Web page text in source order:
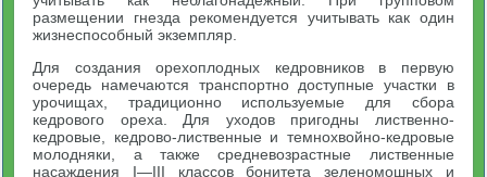
размещении гнезда рекомендуется учитывать как один
жизнеспособный экземпляр.
Для создания орехоплодных кедровников в первую
очередь намечаются транспортно доступные участки в
урочищах, традиционно используемые для сбора
кедрового ореха. Для уходов пригодны лиственно-
кедровые, кедрово-лиственные и темнохвойно-кедровые
молодняки, а также средневозрастные лиственные
насаждения I—III классов бонитета зеленомошных и